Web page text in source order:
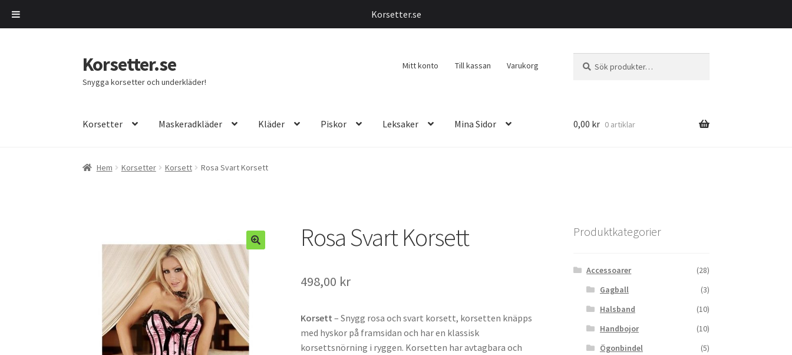
Hoppa
till
navigering
Hoppa
till
innehåll
Korsetter.se
Snygga korsetter och underkläder!
Mitt konto Till kassan Varukorg
efter:
Korsetter Maskeradkläder Kläder Piskor Leksaker Mina Sidor 0,00 kr 0 artiklar
Hem Korsetter Korsett Rosa Svart Korsett
Rosa Svart Korsett
498,00 kr
Korsett – Snygg rosa och svart korsett, korsetten knäpps
med hyskor på framsidan och har en klassisk
korsettsnörning i ryggen. Korsetten har avtagbara och
Produktkategorier
Accessoarer
(28)
Gagball
(3)
Halsband
(10)
Handbojor
(10)
Ögonbindel
(5)
Korsetter.se